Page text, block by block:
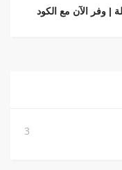
وفر الآن مع الكود
3